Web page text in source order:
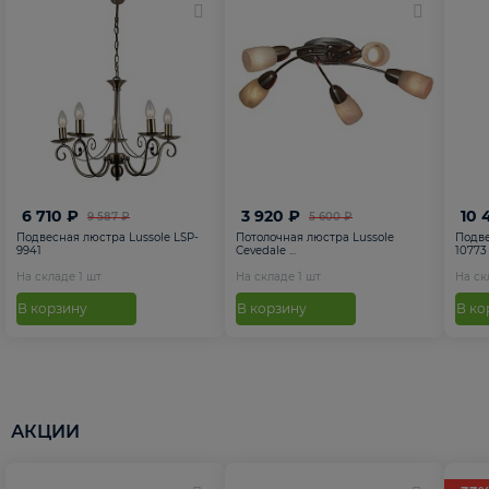
9 587 ₽
6 710 ₽
Подвесная люстра Lussole LSP-
9941
На складе 1 шт
В корзину
5 600 ₽
3 920 ₽
Потолочная люстра Lussole
Cevedale ...
На складе 1 шт
В корзину
10
10773
На
В
АКЦИИ